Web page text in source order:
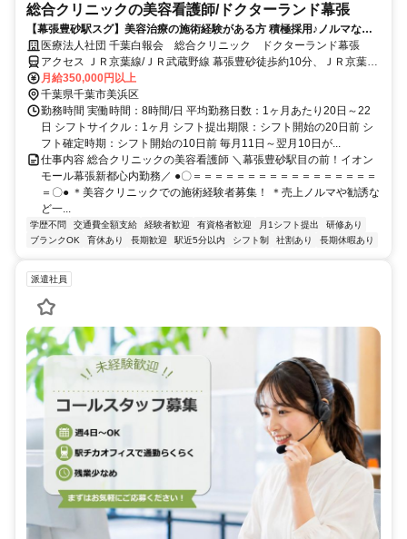
総合クリニックの美容看護師/ドクターランド幕張
【幕張豊砂駅スグ】美容治療の施術経験がある方 積極採用♪ノルマな
し・日勤のみ★准看護師もOK★面接1回のみ！
医療法人社団 千葉白報会 総合クリニック ドクターランド幕張
アクセス ＪＲ京葉線/ＪＲ武蔵野線 幕張豊砂徒歩約10分、ＪＲ京葉線/
ＪＲ武蔵野線 海浜幕張北口(中央口)徒歩約15分 「幕張豊砂駅」目の
前
月給350,000円以上
千葉県千葉市美浜区
勤務時間 実働時間：8時間/日 平均勤務日数：1ヶ月あたり20日～22
日 シフトサイクル：1ヶ月 シフト提出期限：シフト開始の20日前 シ
フト確定時期：シフト開始の10日前 毎月11日～翌月10日が...
仕事内容 総合クリニックの美容看護師 ＼幕張豊砂駅目の前！イオン
モール幕張新都心内勤務／ ●〇＝＝＝＝＝＝＝＝＝＝＝＝＝＝＝＝＝
＝〇● ＊美容クリニックでの施術経験者募集！ ＊売上ノルマや勧誘な
ど一...
学歴不問 交通費全額支給 経験者歓迎 有資格者歓迎 月1シフト提出
研修あり
ブランクOK
育休あり 長期歓迎 駅近5分以内 シフト制 社割あり 長期休暇あり
派遣社員